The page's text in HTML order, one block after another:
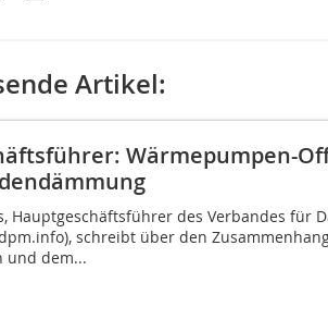
Artikel:
Wärmepumpen-
Hauptgeschäftsführer des Verbandes für
schreibt über den
und dem...